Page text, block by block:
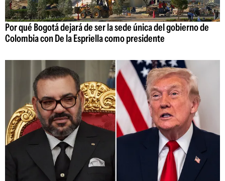
Por qué Bogotá dejará de ser la sede única del gobierno de
Colombia con De la Espriella como presidente